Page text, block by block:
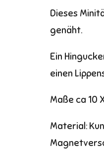
Dieses
genäht.
Ein
einen
Maße ca 10
Material: